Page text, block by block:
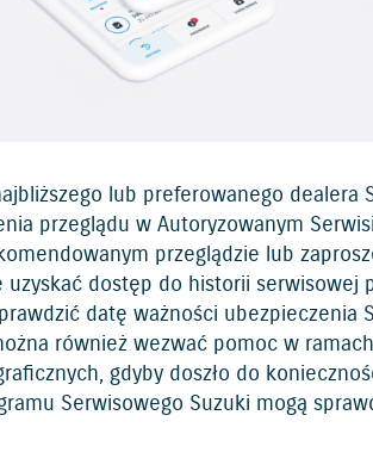
lub preferowanego dealera
przeglądu w Autoryzowanym
przeglądzie lub
dostęp do historii serwisowej
datę ważności ubezpieczenia
również wezwać pomoc w
gdyby doszło do
Serwisowego Suzuki mogą